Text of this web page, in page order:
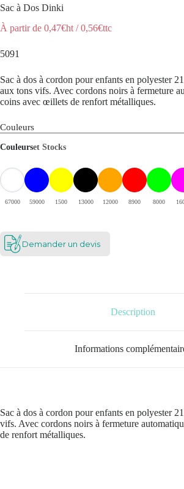
Sac à Dos Dinki
À partir de 0,47€ht /0,56€ttc
5091
Sac à dos à cordon pour enfants en polyester
aux tons vifs. Avec cordons noirs à fermeture
coins avec œillets de renfort métalliques.
Couleurs
Couleurset Stocks
67000 59000 1500 13000 12000 8900 8000
Demander un devis
Description
Informations
Sac à dos à cordon pour enfants en polyester
vifs. Avec cordons noirs à fermeture
de renfort métalliques.